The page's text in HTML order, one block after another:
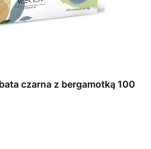
czarna z bergamotką 100